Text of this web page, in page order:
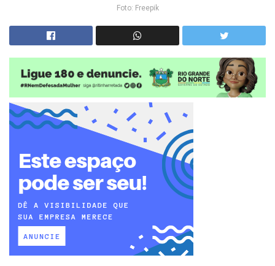
Foto: Freepik